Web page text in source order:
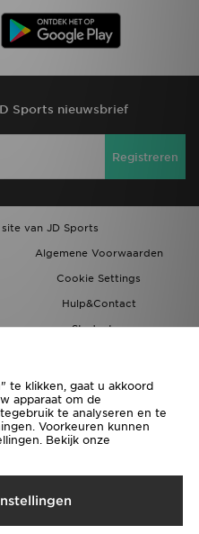
Sports nieuwsbrief
Registreren
van JD Sports
Algemene Voorwaarden
Cookie Settings
Hulp&Contact
Studenten
Naar
te klikken, gaat u akkoord
apparaat om de
te analyseren en te
Voorkeuren kunnen
Bekijk onze